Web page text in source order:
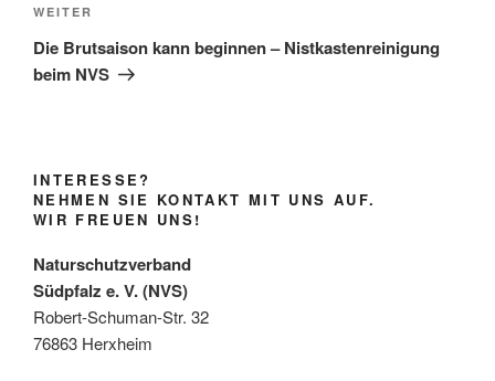
Nächster
Beitrag
WEITER
Die Brutsaison kann beginnen – Nistkastenreinigung
beim NVS
INTERESSE?
NEHMEN SIE KONTAKT MIT UNS AUF.
WIR FREUEN UNS!
Naturschutzverband
Südpfalz e. V. (NVS)
Robert-Schuman-Str. 32
76863 Herxheim